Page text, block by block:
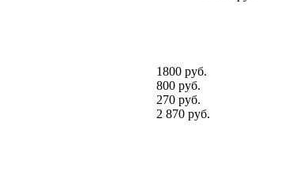
1800 руб.
800 руб.
270 руб.
2 870 руб.